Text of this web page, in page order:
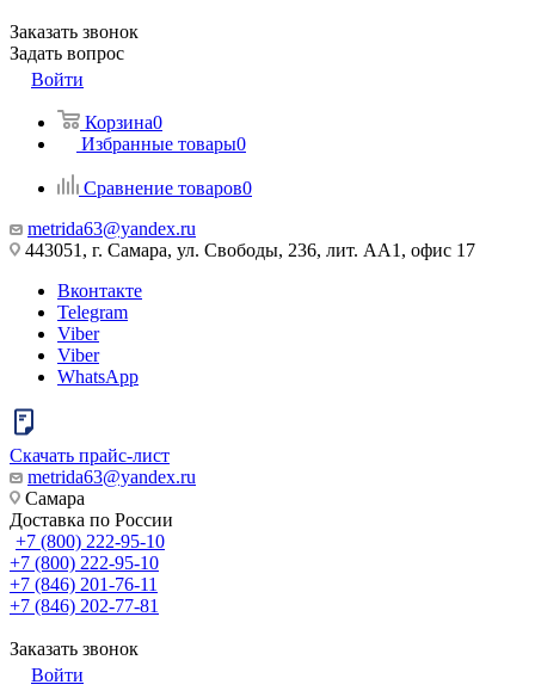
Заказать звонок
Задать вопрос
Войти
Корзина0
Избранные товары0
Сравнение товаров0
metrida63@yandex.ru
443051, г. Самара, ул. Свободы, 236, лит. АА1, офис 17
Вконтакте
Telegram
Viber
Viber
WhatsApp
Скачать прайс-лист
metrida63@yandex.ru
Самара
Доставка по России
+7 (800) 222-95-10
+7 (800) 222-95-10
+7 (846) 201-76-11
+7 (846) 202-77-81
Заказать звонок
Войти